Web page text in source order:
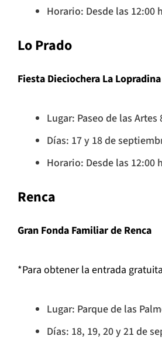
Horario: Desde las 12:00
Lo Prado
Fiesta Dieciochera La
Lugar: Paseo de las Artes
Días: 17 y 18 de
Horario: Desde las 12:00
Renca
Gran Fonda Familiar de Renca
*Para obtener la entrada
Lugar: Parque de las
Días: 18, 19, 20 y 21 de